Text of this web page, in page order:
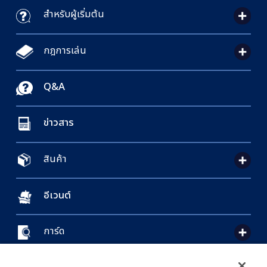
สำหรับผู้เริ่มต้น
กฎการเล่น
Q&A
ข่าวสาร
สินค้า
อีเวนต์
การ์ด
GLOBAL ENTRANCE